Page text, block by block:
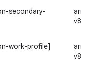
secondary-
v8a
work-profile]
v8a